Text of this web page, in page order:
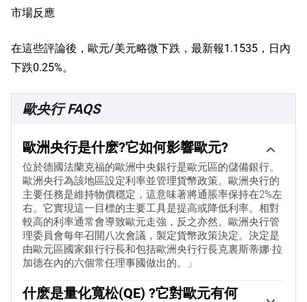
市場反應
在這些評論後，歐元/美元略微下跌，最新報1.1535，日內
下跌0.25%。
歐央行 FAQS
歐洲央行是什麽?它如何影響歐元?
位於德國法蘭克福的歐洲中央銀行是歐元區的儲備銀行。
歐洲央行為該地區設定利率並管理貨幣政策。歐洲央行的
主要任務是維持物價穩定，這意味著將通脹率保持在2%左
右。它實現這一目標的主要工具是提高或降低利率。相對
較高的利率通常會導致歐元走強，反之亦然。歐洲央行管
理委員會每年召開八次會議，製定貨幣政策決定。決定是
由歐元區國家銀行行長和包括歐洲央行行長克裏斯蒂娜·拉
加德在內的六個常任理事國做出的。」
什麽是量化寬松(QE) ?它對歐元有何